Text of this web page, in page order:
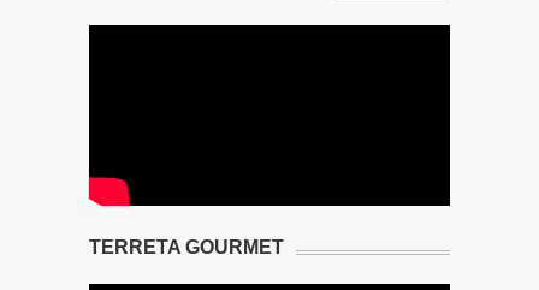
TERRETA GOURMET